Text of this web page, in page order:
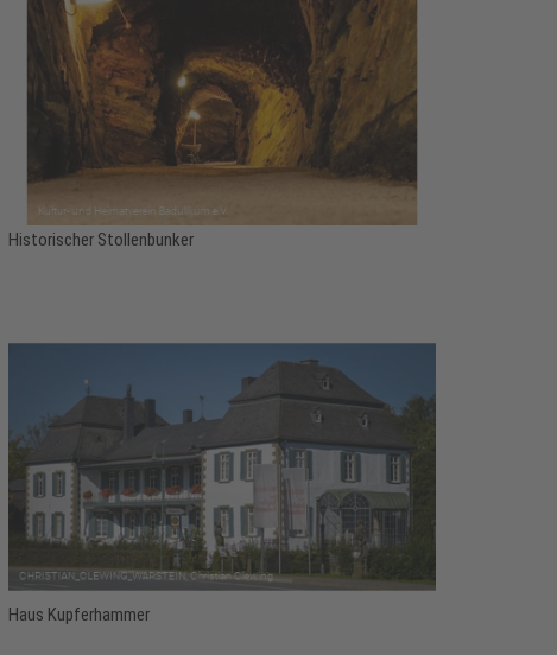
Historischer Stollenbunker
Haus Kupferhammer